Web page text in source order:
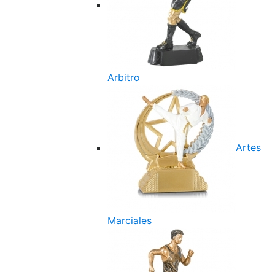
Arbitro
Artes
Marciales